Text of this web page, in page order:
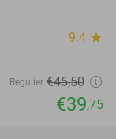
9.4 star
Regulier €45,50
€39,75